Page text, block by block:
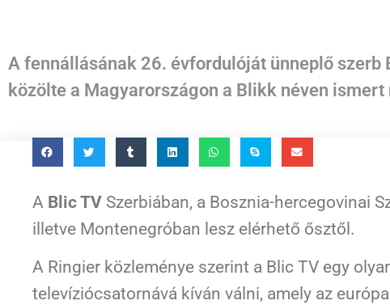
A fennállásának 26. évfordulóját ünneplő
közölte a Magyarországon a Blikk néven
A Blic TV Szerbiában, a Bosznia-hercegovinai
illetve Montenegróban lesz elérhető ősztől.
A Ringier közleménye szerint a Blic TV egy
televíziócsatornává kíván válni, amely az